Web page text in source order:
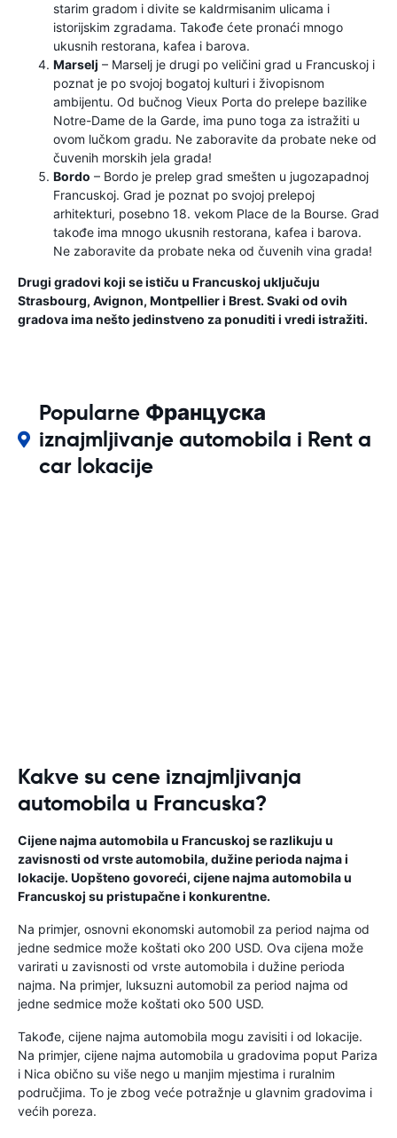
starim gradom i divite se kaldrmisanim ulicama i
istorijskim zgradama. Takođe ćete pronaći mnogo
ukusnih restorana, kafea i barova.
Marselj – Marselj je drugi po veličini grad u Francuskoj i
poznat je po svojoj bogatoj kulturi i živopisnom
ambijentu. Od bučnog Vieux Porta do prelepe bazilike
Notre-Dame de la Garde, ima puno toga za istražiti u
ovom lučkom gradu. Ne zaboravite da probate neke od
čuvenih morskih jela grada!
Bordo – Bordo je prelep grad smešten u jugozapadnoj
Francuskoj. Grad je poznat po svojoj prelepoj
arhitekturi, posebno 18. vekom Place de la Bourse. Grad
takođe ima mnogo ukusnih restorana, kafea i barova.
Ne zaboravite da probate neka od čuvenih vina grada!
Drugi gradovi koji se ističu u Francuskoj uključuju
Strasbourg, Avignon, Montpellier i Brest. Svaki od ovih
gradova ima nešto jedinstveno za ponuditi i vredi istražiti.
Popularne Француска
iznajmljivanje automobila i Rent a
car lokacije
Kakve su cene iznajmljivanja
automobila u Francuska?
Cijene najma automobila u Francuskoj se razlikuju u
zavisnosti od vrste automobila, dužine perioda najma i
lokacije. Uopšteno govoreći, cijene najma automobila u
Francuskoj su pristupačne i konkurentne.
Na primjer, osnovni ekonomski automobil za period najma od
jedne sedmice može koštati oko 200 USD. Ova cijena može
varirati u zavisnosti od vrste automobila i dužine perioda
najma. Na primjer, luksuzni automobil za period najma od
jedne sedmice može koštati oko 500 USD.
Takođe, cijene najma automobila mogu zavisiti i od lokacije.
Na primjer, cijene najma automobila u gradovima poput Pariza
i Nica obično su više nego u manjim mjestima i ruralnim
područjima. To je zbog veće potražnje u glavnim gradovima i
većih poreza.